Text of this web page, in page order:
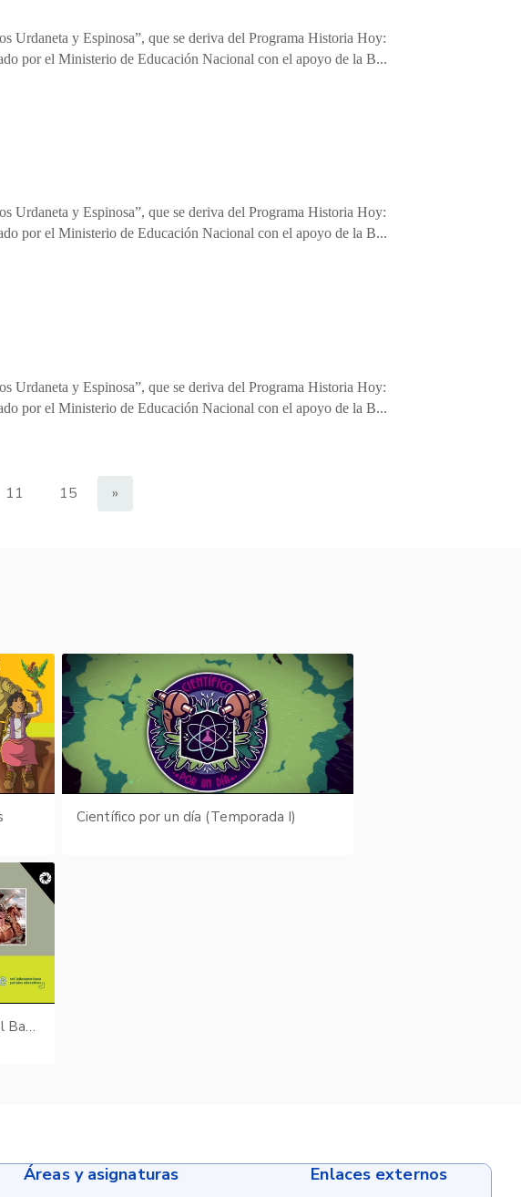
Urdaneta y Espinosa”, que se deriva del Programa Historia Hoy:
por el Ministerio de Educación Nacional con el apoyo de la B...
Urdaneta y Espinosa”, que se deriva del Programa Historia Hoy:
por el Ministerio de Educación Nacional con el apoyo de la B...
Urdaneta y Espinosa”, que se deriva del Programa Historia Hoy:
por el Ministerio de Educación Nacional con el apoyo de la B...
11 15 »
Científico por un día (Temporada I)
Kairos - La España del siglo XVI y el Barroco
Áreas y asignaturas Enlaces externos